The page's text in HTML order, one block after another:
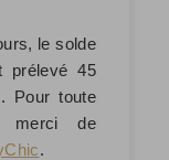
le solde
prélevé45
. Pour toute
merci de
.